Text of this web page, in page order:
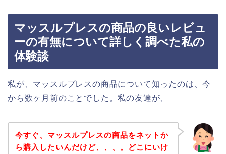
マッスルプレスの商品の良いレビュ
ーの有無について詳しく調べた私の
体験談
私が、マッスルプレスの商品について知ったのは、今
から数ヶ月前のことでした。私の友達が、
今すぐ、マッスルプレスの商品をネットか
ら購入したいんだけど、、、。どこにいけ